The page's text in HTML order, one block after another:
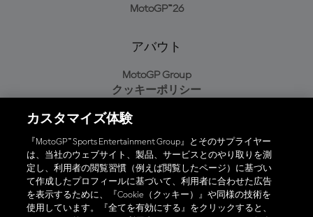
MotoGP™26
アバウト
MotoGP Group
クッキーポリシー
プライバシーポリシー
購入ポリシー
オフィシャルアプリ
カスタマイズ体験
『MotoGP™ Sports Entertainment Group』とそのサプライヤー
は、当社のウェブサイト、製品、サービスとのやり取りを測
定し、利用者の閲覧習慣（例えば閲覧したページ）に基づい
て作成したプロフィールに基づいて、利用者に合わせた広告
を表示するために、『Cookie（クッキー）』や同様の技術を
使用しています。『全てを有効にする』をクリックすると、